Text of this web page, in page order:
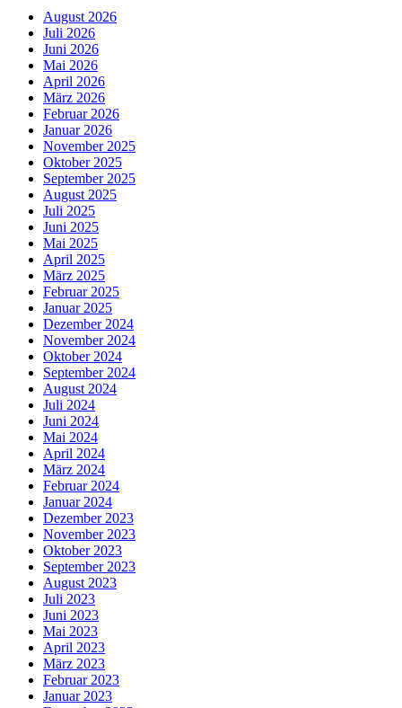
August 2026
Juli 2026
Juni 2026
Mai 2026
April 2026
März 2026
Februar 2026
Januar 2026
November 2025
Oktober 2025
September 2025
August 2025
Juli 2025
Juni 2025
Mai 2025
April 2025
März 2025
Februar 2025
Januar 2025
Dezember 2024
November 2024
Oktober 2024
September 2024
August 2024
Juli 2024
Juni 2024
Mai 2024
April 2024
März 2024
Februar 2024
Januar 2024
Dezember 2023
November 2023
Oktober 2023
September 2023
August 2023
Juli 2023
Juni 2023
Mai 2023
April 2023
März 2023
Februar 2023
Januar 2023